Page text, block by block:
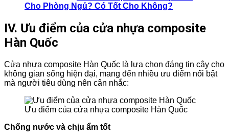
Cho Phòng Ngủ? Có Tốt Cho Không?
IV. Ưu điểm của cửa nhựa composite
Hàn Quốc
Cửa nhựa composite Hàn Quốc là lựa chọn đáng tin cậy cho
không gian sống hiện đại, mang đến nhiều ưu điểm nổi bật
mà người tiêu dùng nên cân nhắc:
Ưu điểm của cửa nhựa composite Hàn Quốc
Chống nước và chịu ẩm tốt